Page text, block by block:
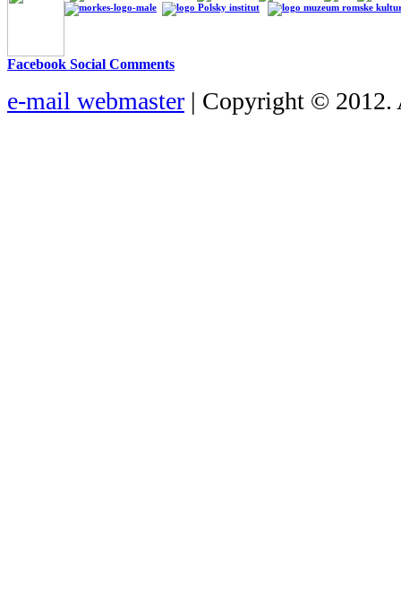
Facebook Social Comments
e-mail webmaster | Copyright © 2012.